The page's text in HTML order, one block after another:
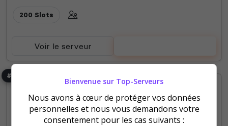
200 Slots
Voir le serveur
#45
Bienvenue sur Top-Serveurs
Nous avons à cœur de protéger vos données
personnelles et nous vous demandons votre
consentement pour les cas suivants :